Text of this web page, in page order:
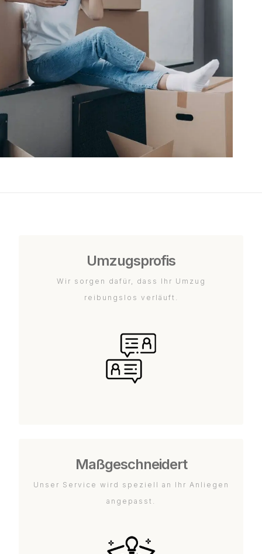
Umzugsprofis
Wir sorgen dafür, dass Ihr Umzug
reibungslos verläuft.
Maßgeschneidert
Unser Service wird speziell an Ihr Anliegen
angepasst.